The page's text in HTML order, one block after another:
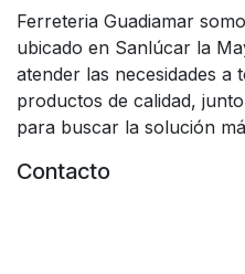
Ferreteria Guadiamar
ubicado en Sanlúcar la
atender las necesidades a
productos de calidad,
para buscar la solución
Contacto